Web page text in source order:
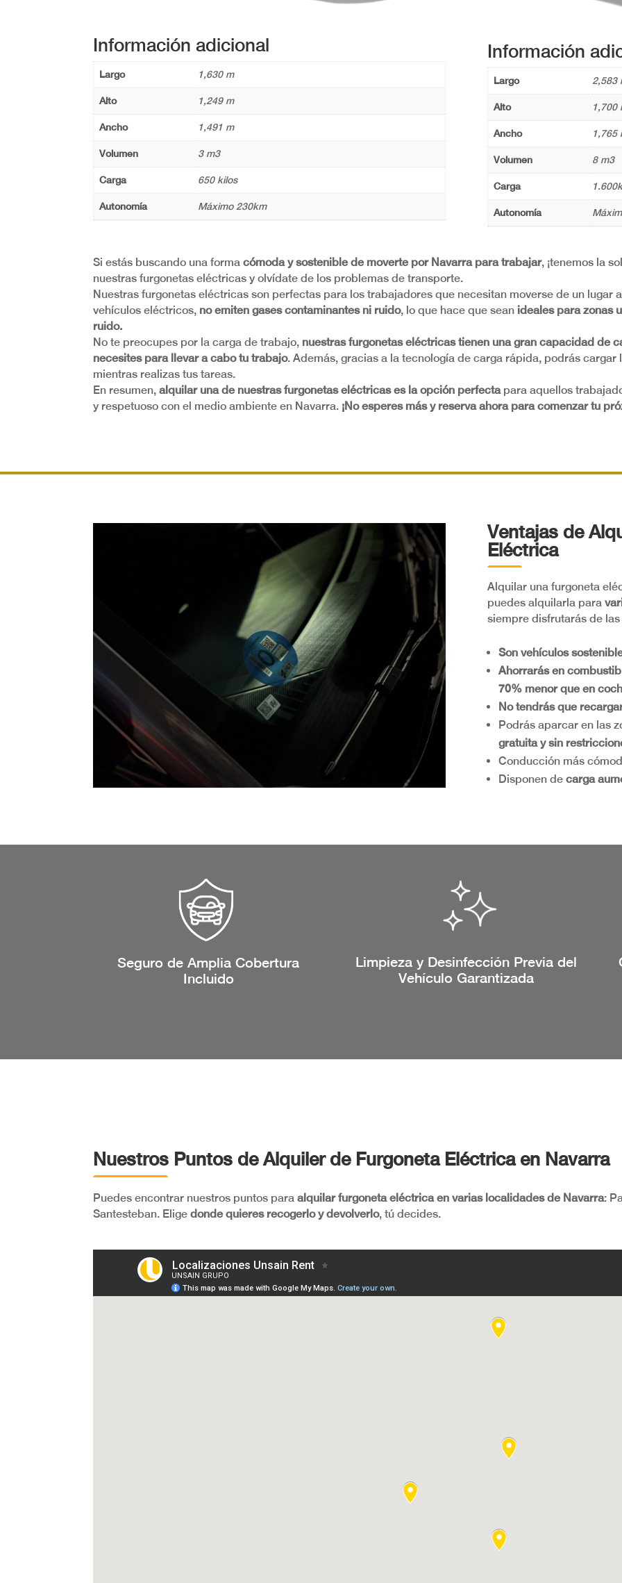
Información adicional
Largo 1,630 m
Alto 1,249 m
Ancho 1,491 m
Volumen 3 m3
Carga 650 kilos
Autonomía Máximo 230km
Información
Largo 2,583
Alto 1,700
Ancho 1,765
Volumen 8 m3
Carga
Autonomía
Si estás buscando una formacómoda y sostenible de moverte por Navarra para trabajar, ¡tenemos la
nuestras furgonetas eléctricas y olvídate de los problemas de transporte.
Nuestras furgonetas eléctricas son perfectas para los trabajadores que necesitan moverse de un lugar
vehículos eléctricos, no emiten gases contaminantes ni ruido, lo que hace que sean ideales para zonas
ruido.
No te preocupes por la carga de trabajo, nuestras furgonetas eléctricas tienen una gran capacidad de
necesites para llevar a cabo tu trabajo. Además, gracias a la tecnología de carga rápida, podrás
mientras realizas tus tareas.
En resumen, alquilar una de nuestras furgonetas eléctricas es la opción perfectapara aquellos
y respetuoso con el medio ambiente en Navarra. ¡No esperes más y reserva ahora para comenzar tu
Ventajas de
Eléctrica
Alquilar una furgoneta
puedes alquilarla para
siempre disfrutarás de las
Son vehículos
Ahorrarás en
70% menor que en
No tendrás que
Podrás aparcar en las
gratuita y sin
Conducción más
Disponen de carga
Seguro de Amplia Cobertura
Incluido
Limpieza y Desinfección Previa del
Vehículo Garantizada
Nuestros Puntos de Alquiler de Furgoneta Eléctrica en Navarra
Puedes encontrar nuestros puntos paraalquilar furgoneta eléctrica en varias localidades de Navarra:
Santesteban. Eligedonde quieres recogerlo y devolverlo, tú decides.